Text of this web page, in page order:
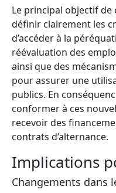
Le principal objectif
définir clairement les
d’accéder à la
réévaluation des
ainsi que des
pour assurer une
publics. En
conformer à ces
recevoir des
contrats d’alternance.
Implications
Changements dans